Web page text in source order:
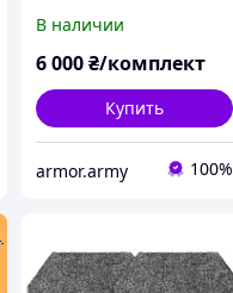
облегченная 3,9-4,1 кг
Швеция
В наличии
6 000 ₴/комплект
Купить
armor.army 100%